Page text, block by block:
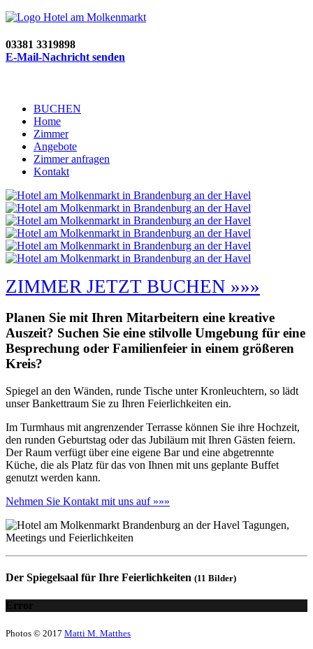
03381 3319898
E-Mail-Nachricht senden
BUCHEN
Home
Zimmer
Angebote
Zimmer anfragen
Kontakt
ZIMMER JETZT BUCHEN »»»
Planen Sie mit Ihren Mitarbeitern eine kreative
Auszeit? Suchen Sie eine stilvolle Umgebung für eine
Besprechung oder Familienfeier in einem größeren
Kreis?
Spiegel an den Wänden, runde Tische unter Kronleuchtern, so lädt
unser Bankettraum Sie zu Ihren Feierlichkeiten ein.
Im Turmhaus mit angrenzender Terrasse können Sie ihre Hochzeit,
den runden Geburtstag oder das Jubiläum mit Ihren Gästen feiern.
Der Raum verfügt über eine eigene Bar und eine abgetrennte
Küche, die als Platz für das von Ihnen mit uns geplante Buffet
genutzt werden kann.
Nehmen Sie Kontakt mit uns auf »»»
Der Spiegelsaal für Ihre Feierlichkeiten (11 Bilder)
Error
Photos © 2017 Matti M. Matthes